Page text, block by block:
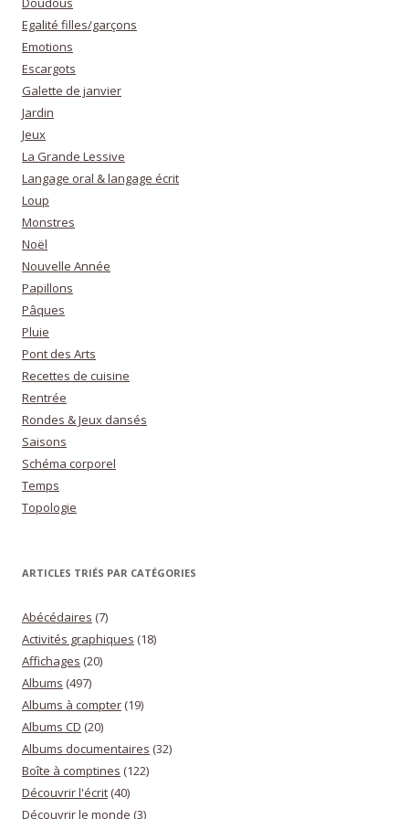
Egalité filles/garçons
Emotions
Escargots
Galette de janvier
Jardin
Jeux
La Grande Lessive
Langage oral & langage écrit
Loup
Monstres
Noël
Nouvelle Année
Papillons
Pâques
Pluie
Pont des Arts
Recettes de cuisine
Rentrée
Rondes & Jeux dansés
Saisons
Schéma corporel
Temps
Topologie
ARTICLES TRIÉS PAR CATÉGORIES
Abécédaires (7)
Activités graphiques (18)
Affichages (20)
Albums (497)
Albums à compter (19)
Albums CD (20)
Albums documentaires (32)
Boîte à comptines (122)
Découvrir l'écrit (40)
Découvrir le monde (3)